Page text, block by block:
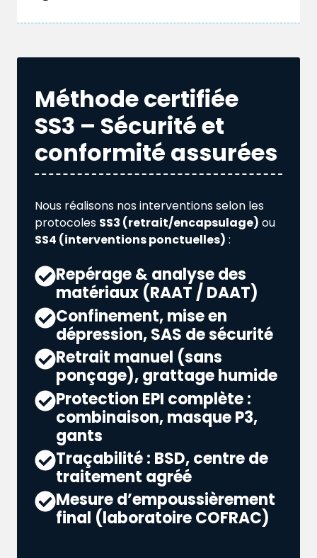
Méthode certifiée
SS3 – Sécurité et
conformité assurées
Nous réalisons nos interventions selon les
protocoles SS3 (retrait/encapsulage) ou
SS4 (interventions ponctuelles) :
Repérage & analyse des
matériaux (RAAT / DAAT)
Confinement, mise en
dépression, SAS de sécurité
Retrait manuel (sans
ponçage), grattage humide
Protection EPI complète :
combinaison, masque P3,
gants
Traçabilité : BSD, centre de
traitement agréé
Mesure d’empoussièrement
final (laboratoire COFRAC)